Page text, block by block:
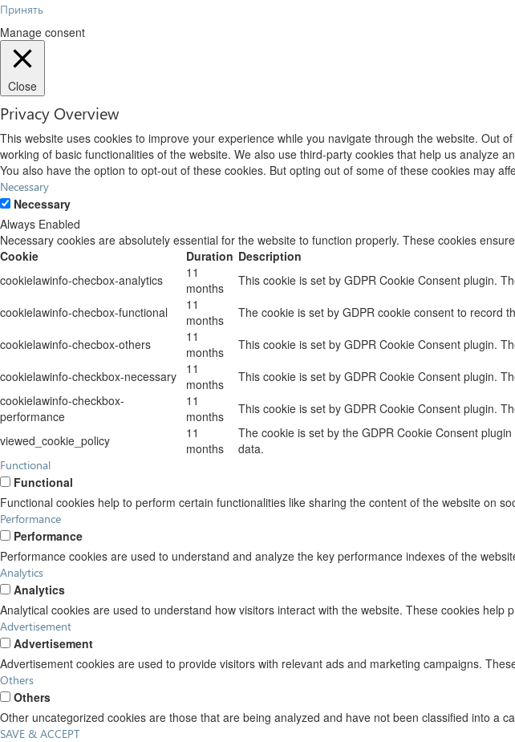
Принять
Manage consent
Close
Privacy Overview
This website uses cookies to improve your experience while you navigate through the website.
working of basic functionalities of the website. We also use third-party cookies that help us analyze
You also have the option to opt-out of these cookies. But opting out of some of these cookies may
Necessary
Necessary
Always Enabled
Necessary cookies are absolutely essential for the website to function properly. These cookies
Cookie
Duration Description
cookielawinfo-checbox-analytics
11
months
This cookie is set by GDPR Cookie Consent plugin.
cookielawinfo-checbox-functional
11
months
The cookie is set by GDPR cookie consent to record
cookielawinfo-checbox-others
11
months
This cookie is set by GDPR Cookie Consent plugin.
cookielawinfo-checkbox-necessary
11
months
This cookie is set by GDPR Cookie Consent plugin.
cookielawinfo-checkbox-
performance
11
months
This cookie is set by GDPR Cookie Consent plugin.
viewed_cookie_policy
11
months
The cookie is set by the GDPR Cookie Consent
data.
Functional
Functional
Functional cookies help to perform certain functionalities like sharing the content of the website on
Performance
Performance
Performance cookies are used to understand and analyze the key performance indexes of the
Analytics
Analytics
Analytical cookies are used to understand how visitors interact with the website. These cookies
Advertisement
Advertisement
Advertisement cookies are used to provide visitors with relevant ads and marketing campaigns.
Others
Others
Other uncategorized cookies are those that are being analyzed and have not been classified into a
SAVE & ACCEPT